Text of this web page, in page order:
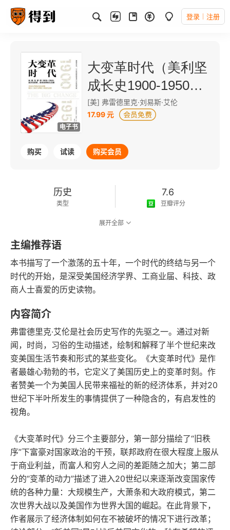
登录 注册
电子书
大变革时代（美利坚
成长史1900-1950：
发展和转型）
[美] 弗雷德里克·刘易斯·艾伦
17.99 元
购买 试读 购买会员
历史
类型
7.6
豆瓣评分
2010-01-01
发行日期
展开全部
主编推荐语
本书描写了一个激荡的五十年，一个时代的终结与另一个
时代的开始，是深受美国经济学界、工商业届、科技、政
商人士喜爱的历史读物。
内容简介
弗雷德里克·艾伦是社会历史写作的先驱之一。通过对新
闻，时尚，习俗的生动描述，绘制和解释了半个世纪来改
变美国生活节奏和形式的某些变化。《大变革时代》是作
者最雄心勃勃的书，它定义了美国历史上的变革时刻。作
者赞美一个为美国人民带来福祉的新的经济体系，并对20
世纪下半叶所发生的事情提供了一种隐含的，有启发性的
视角。
《大变革时代》分三个主要部分，第一部分描绘了“旧秩
序”下富豪对国家政治的干预，联邦政府在很大程度上服从
于商业利益，而富人和穷人之间的差距随之加大；第二部
分的“变革的动力”描述了进入20世纪以来逐渐改变国家传
统的各种力量：大规模生产，大萧条和大政府模式，第二
次世界大战以及美国作为世界大国的崛起。在此背景下，
作者展示了经济体制如何在不被破坏的情况下进行改革；